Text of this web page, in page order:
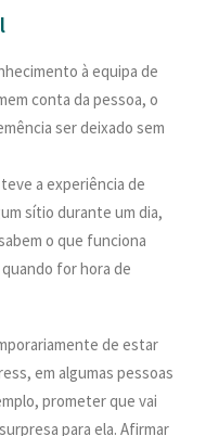
à equipa de
conta da pessoa, o
ser deixado sem
a experiência de
sítio durante um dia,
o que funciona
for hora de
de estar
em algumas pessoas
prometer que vai
para ela. Afirmar